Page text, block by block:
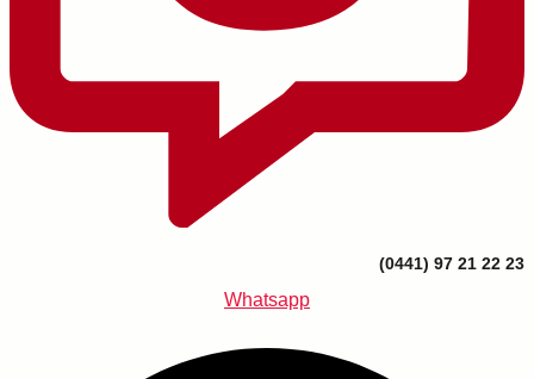
(0441) 97 21 22 23
Whatsapp